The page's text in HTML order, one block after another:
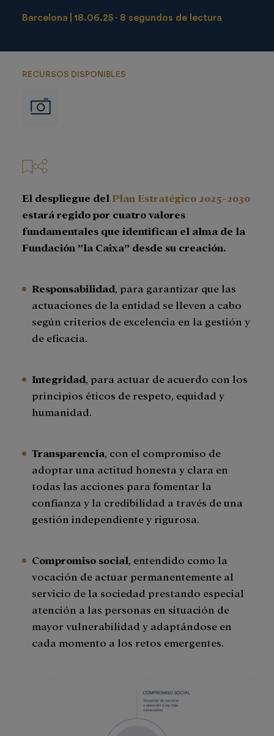
Barcelona 18.06.25 8 segundos de lectura
RECURSOS DISPONIBLES
Imágenes
El despliegue del Plan Estratégico 2025-2030
estará regido por cuatro valores
fundamentales que identifican el alma de la
Fundación ”la Caixa” desde su creación.
Responsabilidad, para garantizar que las
actuaciones de la entidad se lleven a cabo
según criterios de excelencia en la gestión y
de eficacia.
Integridad, para actuar de acuerdo con los
principios éticos de respeto, equidad y
humanidad.
Transparencia, con el compromiso de
adoptar una actitud honesta y clara en
todas las acciones para fomentar la
confianza y la credibilidad a través de una
gestión independiente y rigurosa.
Compromiso social, entendido como la
vocación de actuar permanentemente al
servicio de la sociedad prestando especial
atención a las personas en situación de
mayor vulnerabilidad y adaptándose en
cada momento a los retos emergentes.